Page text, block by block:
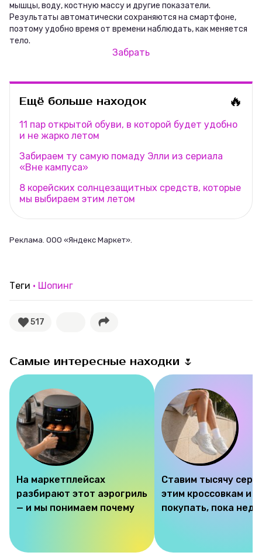
мышцы, воду, костную массу и другие показатели.
Результаты автоматически сохраняются на смартфоне,
поэтому удобно время от времени наблюдать, как меняется
тело.
Забрать
Ещё больше находок 🔥
11 пар открытой обуви, в которой будет удобно
и не жарко летом
Забираем ту самую помаду Элли из сериала
«Вне кампуса»
8 корейских солнцезащитных средств, которые
мы выбираем этим летом
Реклама. ООО «Яндекс Маркет».
Теги Шопинг
517
Самые интересные находки 🌷
На маркетплейсах
разбирают этот аэрогриль
— и мы понимаем почему
Ставим тысячу
этим кроссовкам и
покупать, пока